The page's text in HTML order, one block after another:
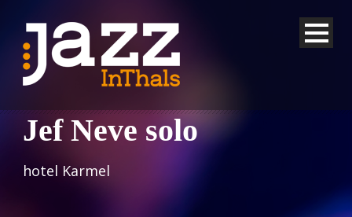
Jef Neve solo
hotel Karmel